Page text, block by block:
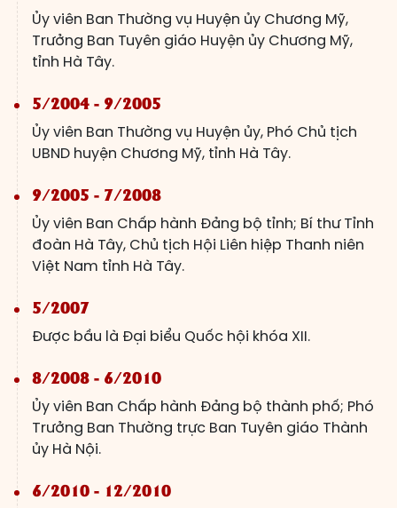
Ủy viên Ban Thường vụ Huyện ủy Chương Mỹ,
Trưởng Ban Tuyên giáo Huyện ủy Chương Mỹ,
tỉnh Hà Tây.
5/2004 - 9/2005
Ủy viên Ban Thường vụ Huyện ủy, Phó Chủ tịch
UBND huyện Chương Mỹ, tỉnh Hà Tây.
9/2005 - 7/2008
Ủy viên Ban Chấp hành Đảng bộ tỉnh; Bí thư Tỉnh
đoàn Hà Tây, Chủ tịch Hội Liên hiệp Thanh niên
Việt Nam tỉnh Hà Tây.
5/2007
Được bầu là Đại biểu Quốc hội khóa XII.
8/2008 - 6/2010
Ủy viên Ban Chấp hành Đảng bộ thành phố; Phó
Trưởng Ban Thường trực Ban Tuyên giáo Thành
ủy Hà Nội.
6/2010 - 12/2010